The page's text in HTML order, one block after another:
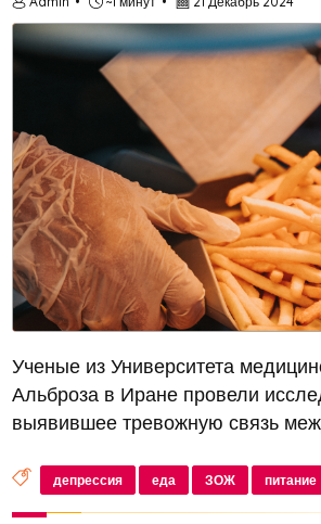
Ученые из Университета
Альброза в Иране провели
выявившее тревожную связь
развития депрессии. Результаты
опубликованы в научном
депрессия еда ЗОЖ питание